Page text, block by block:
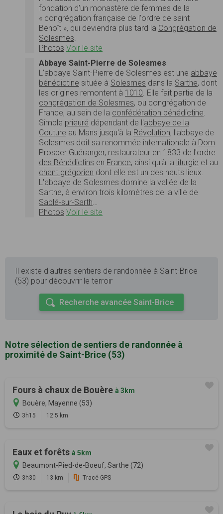
fondation d'un monastère de femmes de la
« congrégation française de l'ordre de saint
Benoît », qui deviendra plus tard la Congrégation de
Solesmes.
Photos Voir le site
Abbaye Saint-Pierre de Solesmes
L’abbaye Saint-Pierre de Solesmes est une abbaye
bénédictine située à Solesmes dans la Sarthe, dont
les origines remontent à 1010. Elle fait partie de la
congrégation de Solesmes, ou congrégation de
France, au sein de la confédération bénédictine.
Simple prieuré dépendant de l'abbaye de la
Couture au Mans jusqu'à la Révolution, l'abbaye de
Solesmes doit sa renommée internationale à Dom
Prosper Guéranger, restaurateur en 1833 de l'ordre
des Bénédictins en France, ainsi qu'à la liturgie et au
chant grégorien dont elle est un des hauts lieux.
L'abbaye de Solesmes domine la vallée de la
Sarthe, à environ trois kilomètres de la ville de
Sablé-sur-Sarth…
Photos Voir le site
Il existe d'autres sentiers de randonnée à Saint-Brice
(53) pour découvrir le terroir
Recherche avancée Saint-Brice
Notre sélection de sentiers de randonnée à
proximité de Saint-Brice (53)
Fours à chaux de Bouère à 3km
Bouère, Mayenne (53)
3h15 12.5 km
Eaux et forêts à 5km
Beaumont-Pied-de-Boeuf, Sarthe (72)
3h30 13 km Tracé GPS